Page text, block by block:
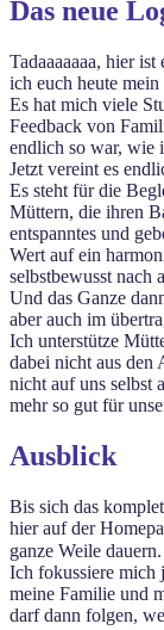
Das neue
Tadaaaaaaa, hier
ich euch heute
Es hat mich viele
Feedback von
endlich so war, wie
Jetzt vereint es
Es steht für die
Müttern, die ihren
entspanntes und
Wert auf ein
selbstbewusst nach
Und das Ganze
aber auch im
Ich unterstütze
dabei nicht aus
nicht auf uns selbst
mehr so gut für
Ausblick
Bis sich das
hier auf der
ganze Weile
Ich fokussiere mich
meine Familie und
darf dann folgen,